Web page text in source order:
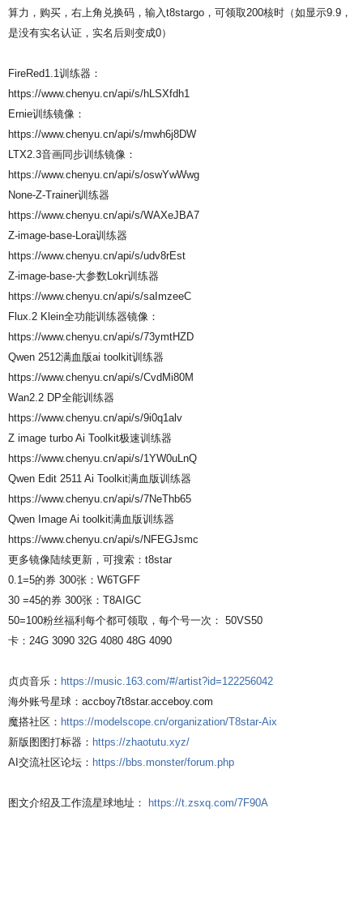
算力，购买，右上角兑换码，输入t8stargo，可领取200核时（如显示9.9，
是没有实名认证，实名后则变成0）
FireRed1.1训练器：
https://www.chenyu.cn/api/s/hLSXfdh1
Ernie训练镜像：
https://www.chenyu.cn/api/s/mwh6j8DW
LTX2.3音画同步训练镜像：
https://www.chenyu.cn/api/s/oswYwWwg
None-Z-Trainer训练器
https://www.chenyu.cn/api/s/WAXeJBA7
Z-image-base-Lora训练器
https://www.chenyu.cn/api/s/udv8rEst
Z-image-base-大参数Lokr训练器
https://www.chenyu.cn/api/s/saImzeeC
Flux.2 Klein全功能训练器镜像：
https://www.chenyu.cn/api/s/73ymtHZD
Qwen 2512满血版ai toolkit训练器
https://www.chenyu.cn/api/s/CvdMi80M
Wan2.2 DP全能训练器
https://www.chenyu.cn/api/s/9i0q1alv
Z image turbo Ai Toolkit极速训练器
https://www.chenyu.cn/api/s/1YW0uLnQ
Qwen Edit 2511 Ai Toolkit满血版训练器
https://www.chenyu.cn/api/s/7NeThb65
Qwen Image Ai toolkit满血版训练器
https://www.chenyu.cn/api/s/NFEGJsmc
更多镜像陆续更新，可搜索：t8star
0.1=5的券 300张：W6TGFF
30 =45的券 300张：T8AIGC
50=100粉丝福利每个都可领取，每个号一次： 50VS50
卡：24G 3090 32G 4080 48G 4090
贞贞音乐： https://music.163.com/#/artist?id=122256042
海外账号星球：accboy7t8star.acceboy.com
魔搭社区： https://modelscope.cn/organization/T8star-Aix
新版图图打标器： https://zhaotutu.xyz/
AI交流社区论坛： https://bbs.monster/forum.php
图文介绍及工作流星球地址： https://t.zsxq.com/7F90A